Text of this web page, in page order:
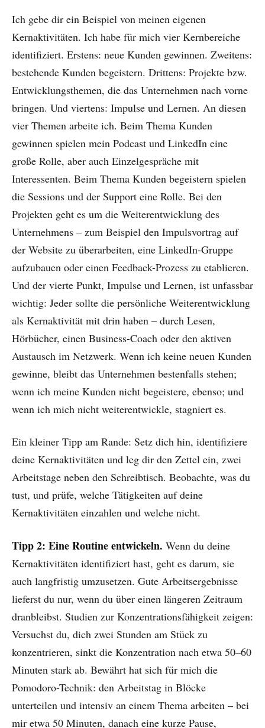
Ich gebe dir ein Beispiel von meinen eigenen
Kernaktivitäten. Ich habe für mich vier Kernbereiche
identifiziert. Erstens: neue Kunden gewinnen. Zweitens:
bestehende Kunden begeistern. Drittens: Projekte bzw.
Entwicklungsthemen, die das Unternehmen nach vorne
bringen. Und viertens: Impulse und Lernen. An diesen
vier Themen arbeite ich. Beim Thema Kunden
gewinnen spielen mein Podcast und LinkedIn eine
große Rolle, aber auch Einzelgespräche mit
Interessenten. Beim Thema Kunden begeistern spielen
die Sessions und der Support eine Rolle. Bei den
Projekten geht es um die Weiterentwicklung des
Unternehmens – zum Beispiel den Impulsvortrag auf
der Website zu überarbeiten, eine LinkedIn-Gruppe
aufzubauen oder einen Feedback-Prozess zu etablieren.
Und der vierte Punkt, Impulse und Lernen, ist unfassbar
wichtig: Jeder sollte die persönliche Weiterentwicklung
als Kernaktivität mit drin haben – durch Lesen,
Hörbücher, einen Business-Coach oder den aktiven
Austausch im Netzwerk. Wenn ich keine neuen Kunden
gewinne, bleibt das Unternehmen bestenfalls stehen;
wenn ich meine Kunden nicht begeistere, ebenso; und
wenn ich mich nicht weiterentwickle, stagniert es.
Ein kleiner Tipp am Rande: Setz dich hin, identifiziere
deine Kernaktivitäten und leg dir den Zettel ein, zwei
Arbeitstage neben den Schreibtisch. Beobachte, was du
tust, und prüfe, welche Tätigkeiten auf deine
Kernaktivitäten einzahlen und welche nicht.
Tipp 2: Eine Routine entwickeln. Wenn du deine
Kernaktivitäten identifiziert hast, geht es darum, sie
auch langfristig umzusetzen. Gute Arbeitsergebnisse
lieferst du nur, wenn du über einen längeren Zeitraum
dranbleibst. Studien zur Konzentrationsfähigkeit zeigen:
Versuchst du, dich zwei Stunden am Stück zu
konzentrieren, sinkt die Konzentration nach etwa 50–60
Minuten stark ab. Bewährt hat sich für mich die
Pomodoro-Technik: den Arbeitstag in Blöcke
unterteilen und intensiv an einem Thema arbeiten – bei
mir etwa 50 Minuten, danach eine kurze Pause,